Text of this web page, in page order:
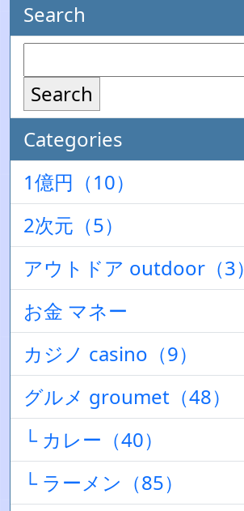
Search
Search
Categories
1億円（10）
2次元（5）
アウトドア outdoor（3）
お金 マネー
カジノ casino（9）
グルメ groumet（48）
└ カレー（40）
└ ラーメン（85）